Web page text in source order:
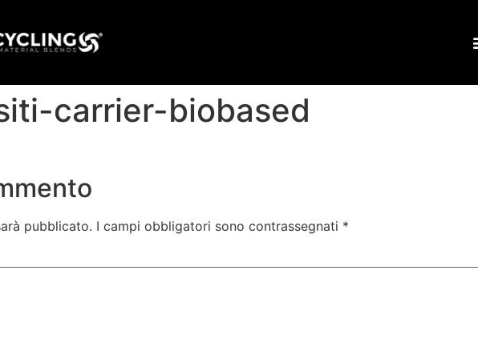
carrier-biobased
pubblicato. I campi obbligatori sono contrassegnati *